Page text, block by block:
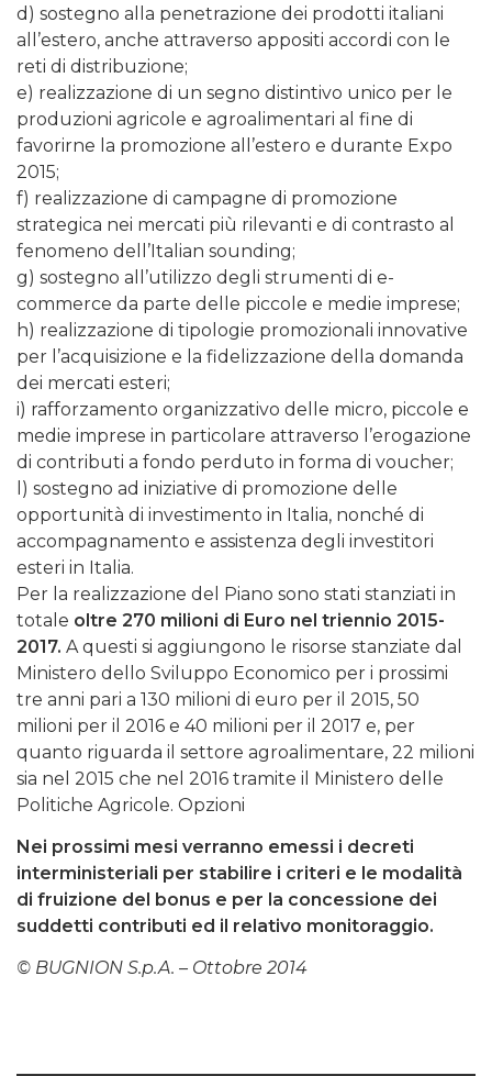
d) sostegno alla penetrazione dei prodotti italiani
all’estero, anche attraverso appositi accordi con le
reti di distribuzione;
e) realizzazione di un segno distintivo unico per le
produzioni agricole e agroalimentari al fine di
favorirne la promozione all’estero e durante Expo
2015;
f) realizzazione di campagne di promozione
strategica nei mercati più rilevanti e di contrasto al
fenomeno dell’Italian sounding;
g) sostegno all’utilizzo degli strumenti di e-
commerce da parte delle piccole e medie imprese;
h) realizzazione di tipologie promozionali innovative
per l’acquisizione e la fidelizzazione della domanda
dei mercati esteri;
i) rafforzamento organizzativo delle micro, piccole e
medie imprese in particolare attraverso l’erogazione
di contributi a fondo perduto in forma di voucher;
l) sostegno ad iniziative di promozione delle
opportunità di investimento in Italia, nonché di
accompagnamento e assistenza degli investitori
esteri in Italia.
Per la realizzazione del Piano sono stati stanziati in
totale oltre 270 milioni di Euro nel triennio 2015-
2017. A questi si aggiungono le risorse stanziate dal
Ministero dello Sviluppo Economico per i prossimi
tre anni pari a 130 milioni di euro per il 2015, 50
milioni per il 2016 e 40 milioni per il 2017 e, per
quanto riguarda il settore agroalimentare, 22 milioni
sia nel 2015 che nel 2016 tramite il Ministero delle
Politiche Agricole. Opzioni
Nei prossimi mesi verranno emessi i decreti
interministeriali per stabilire i criteri e le modalità
di fruizione del bonus e per la concessione dei
suddetti contributi ed il relativo monitoraggio.
© BUGNION S.p.A. – Ottobre 2014